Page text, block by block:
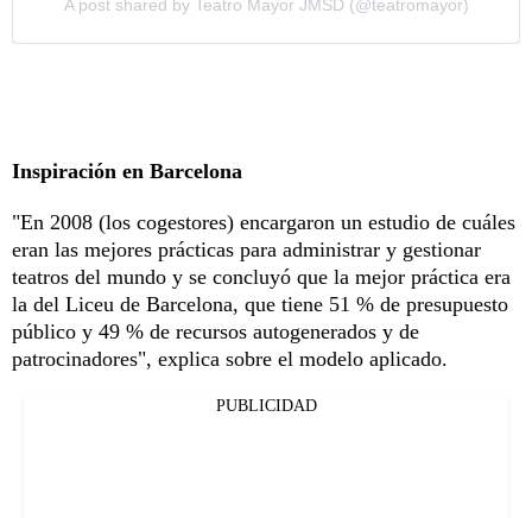
A post shared by Teatro Mayor JMSD (@teatromayor)
Inspiración en Barcelona
"En 2008 (los cogestores) encargaron un estudio de cuáles
eran las mejores prácticas para administrar y gestionar
teatros del mundo y se concluyó que la mejor práctica era
la del Liceu de Barcelona, que tiene 51 % de presupuesto
público y 49 % de recursos autogenerados y de
patrocinadores", explica sobre el modelo aplicado.
PUBLICIDAD